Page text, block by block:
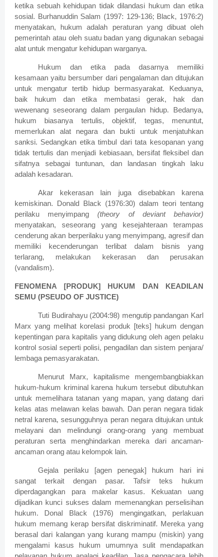
ketika sebuah kehidupan tidak dilandasi hukum dan etika
sosial. Burhanuddin Salam (1997: 129-136; Black, 1976:2)
menyatakan, hukum adalah peraturan yang dibuat oleh
pemerintah atau oleh suatu badan yang digunakan sebagai
alat untuk mengatur kehidupan warganya.
Hukum dan etika pada dasarnya memiliki
kesamaan yaitu bersumber dari pengalaman dan ditujukan
untuk mengatur tertib hidup bermasyarakat. Keduanya,
baik hukum dan etika membatasi gerak, hak dan
wewenang seseorang dalam pergaulan hidup. Bedanya,
hukum biasanya tertulis, objektif, tegas, menuntut,
memerlukan alat negara dan bukti untuk menjatuhkan
sanksi. Sedangkan etika timbul dari tata kesopanan yang
tidak tertulis dan menjadi kebiasaan, bersifat fleksibel dan
sifatnya sebagai tuntunan, dan landasan tingkah laku
adalah kesadaran.
Akar kekerasan lain juga disebabkan karena
kemiskinan. Donald Black (1976:30) dalam teori tentang
perilaku menyimpang(theory of deviant behavior)
menyatakan, seseorang yang kesejahteraan terampas
cenderung akan berperilaku yang menyimpang, agresif dan
memiliki kecenderungan terlibat dalam bisnis yang
terlarang, melakukan kekerasan dan perusakan
(vandalism).
FENOMENA [PRODUK] HUKUM DAN KEADILAN
SEMU (PSEUDO OF JUSTICE)
Tuti Budirahayu (2004:98) mengutip pandangan Karl
Marx yang melihat korelasi produk [teks] hukum dengan
kepentingan para kapitalis yang didukung oleh agen pelaku
kontrol sosial seperti polisi, pengadilan dan sistem penjara/
lembaga pemasyarakatan.
Menurut Marx, kapitalisme mengembangbiakkan
hukum-hukum kriminal karena hukum tersebut dibutuhkan
untuk memelihara tatanan yang mapan, yang datang dari
kelas atas melawan kelas bawah. Dan peran negara tidak
netral karena, sesungguhnya peran negara ditujukan untuk
melayani dan melindungi orang-orang yang membuat
peraturan serta menghindarkan mereka dari ancaman-
ancaman orang atau kelompok lain.
Gejala perilaku [agen penegak] hukum hari ini
sangat terkait dengan pasar. Tafsir teks hukum
diperdagangkan para makelar kasus. Kekuatan uang
dijadikan kunci sukses dalam memenangkan perselisihan
hukum. Donal Black (1976) mengingatkan, perlakuan
hukum memang kerap bersifat diskriminatif. Mereka yang
berasal dari kalangan yang kurang mampu (miskin) yang
mengalami kasus hukum umumnya sulit mendapatkan